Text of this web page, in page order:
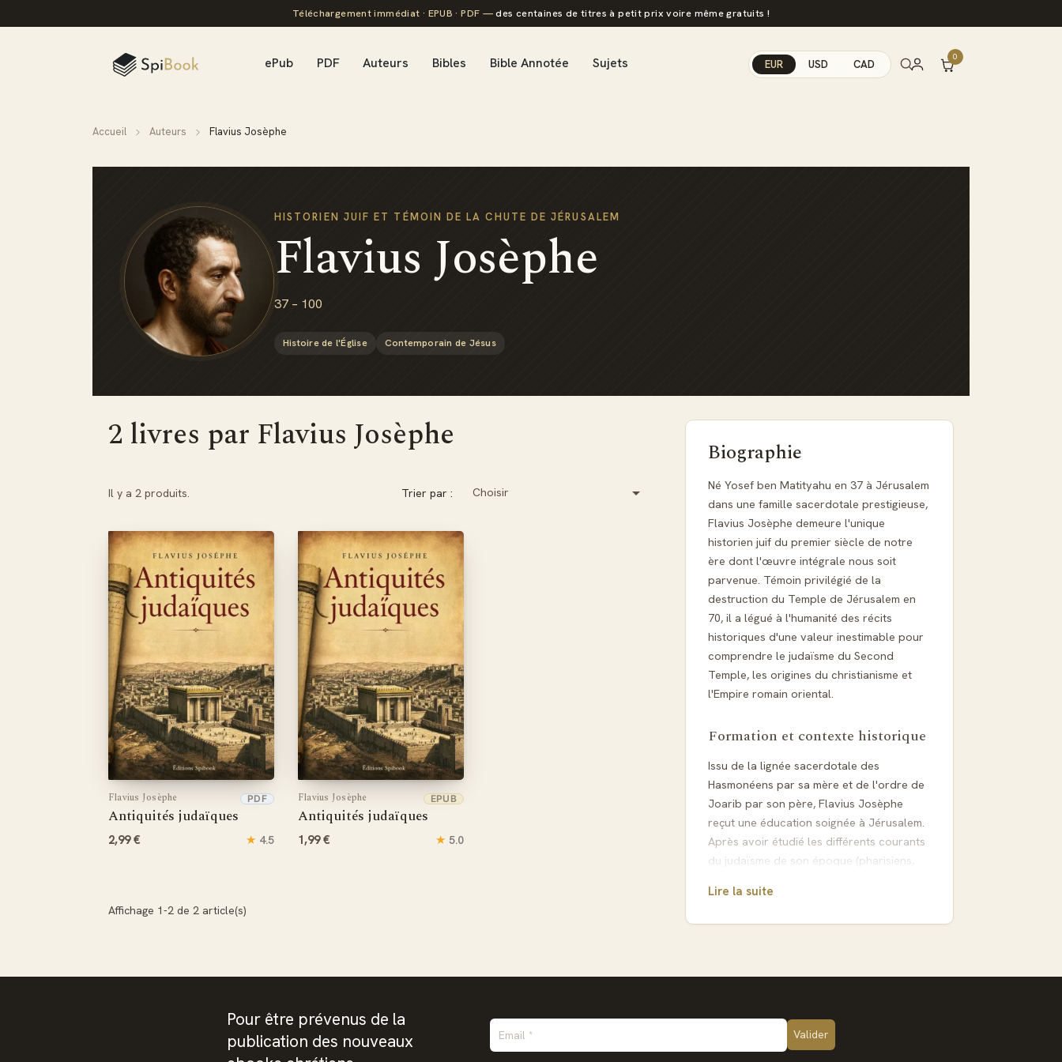
Téléchargement immédiat · EPUB · PDF —des centaines de titres à petit prix voire même gratuits !
ePub PDF Auteurs Bibles Bible Annotée Sujets EUR USD CAD
0
Accueil Auteurs Flavius Josèphe
HISTORIEN JUIF ET TÉMOIN DE LA CHUTE DE JÉRUSALEM
Flavius Josèphe
37 – 100
Histoire de l'Église Contemporain de Jésus
2 livres par Flavius Josèphe
Il y a 2 produits. Trier par : Choisir 
Flavius Josèphe
Antiquités judaïques
PDF
2,99 € ★ 4.5
Flavius Josèphe
Antiquités judaïques
EPUB
1,99 € ★ 5.0
Affichage 1-2 de 2 article(s)
Biographie
Né Yosef ben Matityahu en 37 à Jérusalem
dans une famille sacerdotale prestigieuse,
Flavius Josèphe demeure l'unique
historien juif du premier siècle de notre
ère dont l'œuvre intégrale nous soit
parvenue. Témoin privilégié de la
destruction du Temple de Jérusalem en
70, il a légué à l'humanité des récits
historiques d'une valeur inestimable pour
comprendre le judaïsme du Second
Temple, les origines du christianisme et
l'Empire romain oriental.
Formation et contexte historique
Issu de la lignée sacerdotale des
Hasmonéens par sa mère et de l'ordre de
Joarib par son père, Flavius Josèphe
reçut une éducation soignée à Jérusalem.
Après avoir étudié les différents courants
du judaïsme de son époque (pharisiens,
la voie pharisienne. En 64, alors âgé de 26
avec succès grâce à l'intervention de
La guerre judéo-romaine et le
tournant de sa vie
Lire la suite
Pour être prévenus de la
publication des nouveaux